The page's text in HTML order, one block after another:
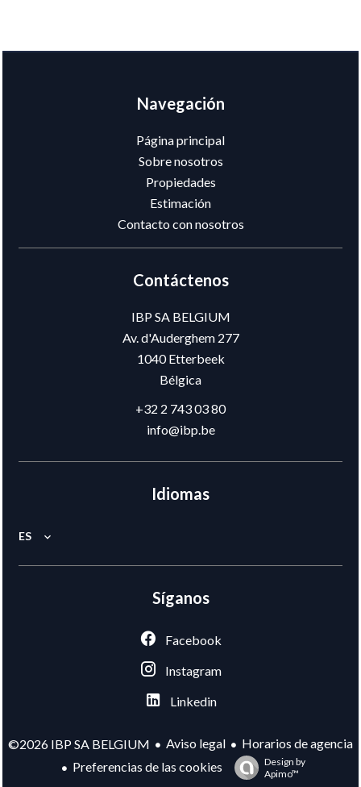
Navegación
Página principal
Sobre nosotros
Propiedades
Estimación
Contacto con nosotros
Contáctenos
IBP SA BELGIUM
Av. d'Auderghem 277
1040Etterbeek
Bélgica
+32 2 743 03 80
info@ibp.be
Idiomas
ES
Síganos
Facebook
Instagram
Linkedin
©2026 IBP SA BELGIUM Aviso legal
Horarios de agencia
Preferencias de las cookies
Design by
Apimo™